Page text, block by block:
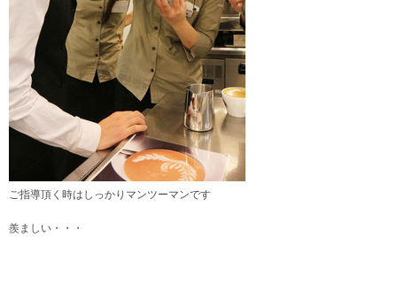
ご指導頂く時はしっかりマンツーマンです
羨ましい・・・